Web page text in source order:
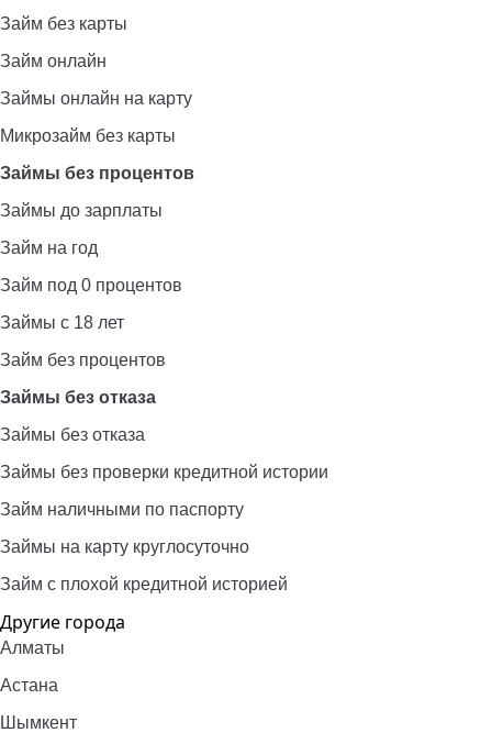
Займ без карты
Займ онлайн
Займы онлайн на карту
Микрозайм без карты
Займы без процентов
Займы до зарплаты
Займ на год
Займ под 0 процентов
Займы с 18 лет
Займ без процентов
Займы без отказа
Займы без отказа
Займы без проверки кредитной истории
Займ наличными по паспорту
Займы на карту круглосуточно
Займ с плохой кредитной историей
Другие города
Алматы
Астана
Шымкент